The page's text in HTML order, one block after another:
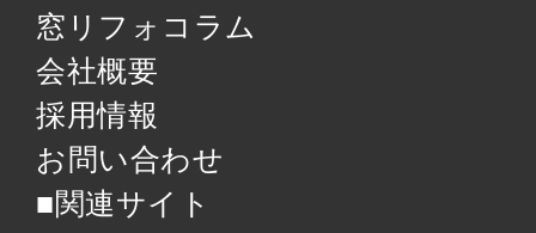
窓リフォコラム
会社概要
採用情報
お問い合わせ
■関連サイト